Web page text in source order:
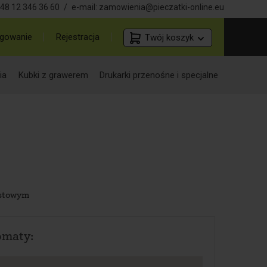
12 346 36 60 / e-mail: zamowienia@pieczatki-online.eu
Rejestracja Twój koszyk
Kubki z grawerem Drukarki przenośne i specjalne